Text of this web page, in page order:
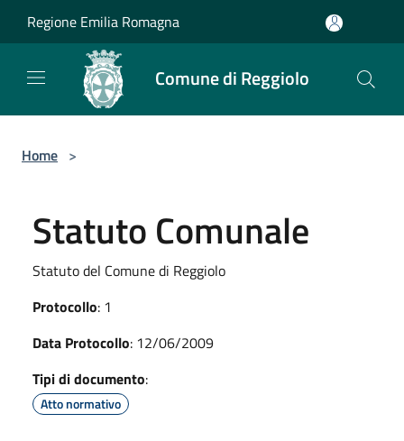
Regione Emilia Romagna
Comune di Reggiolo
Home >
Statuto Comunale
Statuto del Comune di Reggiolo
Protocollo: 1
Data Protocollo: 12/06/2009
Tipi di documento:
Atto normativo